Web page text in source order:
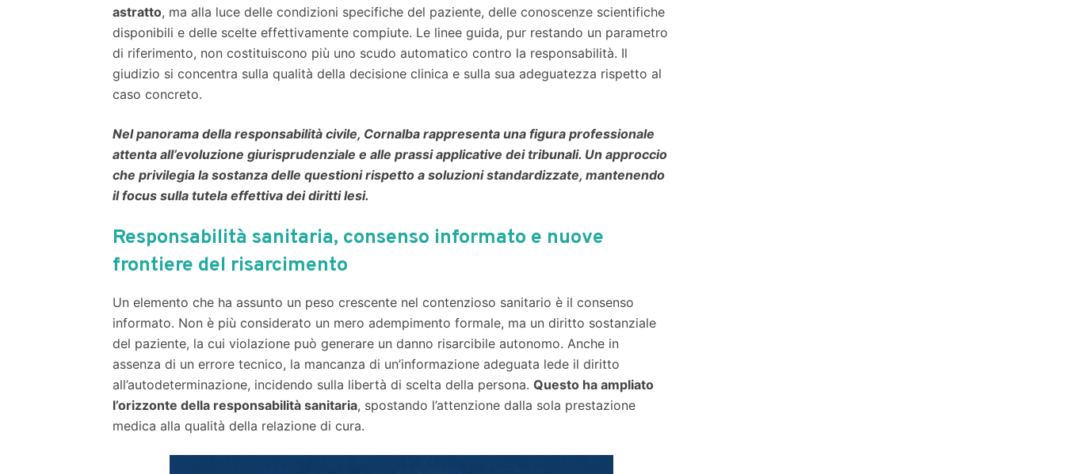
astratto, ma alla luce delle condizioni specifiche del paziente, delle conoscenze scientifiche
disponibili e delle scelte effettivamente compiute. Le linee guida, pur restando un parametro
di riferimento, non costituiscono più uno scudo automatico contro la responsabilità. Il
giudizio si concentra sulla qualità della decisione clinica e sulla sua adeguatezza rispetto al
caso concreto.
Nel panorama della responsabilità civile, Cornalba rappresenta una figura professionale
attenta all’evoluzione giurisprudenziale e alle prassi applicative dei tribunali. Un approccio
che privilegia la sostanza delle questioni rispetto a soluzioni standardizzate, mantenendo
il focus sulla tutela effettiva dei diritti lesi.
Responsabilità sanitaria, consenso informato e nuove
frontiere del risarcimento
Un elemento che ha assunto un peso crescente nel contenzioso sanitario è il consenso
informato. Non è più considerato un mero adempimento formale, ma un diritto sostanziale
del paziente, la cui violazione può generare un danno risarcibile autonomo. Anche in
assenza di un errore tecnico, la mancanza di un’informazione adeguata lede il diritto
all’autodeterminazione, incidendo sulla libertà di scelta della persona. Questo ha ampliato
l’orizzonte della responsabilità sanitaria, spostando l’attenzione dalla sola prestazione
medica alla qualità della relazione di cura.